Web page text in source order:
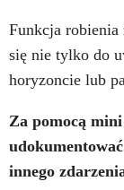
Funkcja
się nie tylko do
horyzoncie lub
Za pomocą
innego